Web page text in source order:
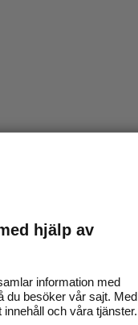
hjälp av
information med
du besöker vår sajt. Med
och våra tjänster.